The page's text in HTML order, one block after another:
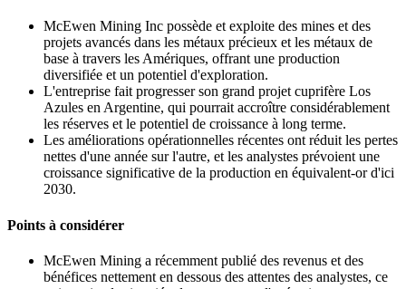
McEwen Mining Inc possède et exploite des mines et des
projets avancés dans les métaux précieux et les métaux de
base à travers les Amériques, offrant une production
diversifiée et un potentiel d'exploration.
L'entreprise fait progresser son grand projet cuprifère Los
Azules en Argentine, qui pourrait accroître considérablement
les réserves et le potentiel de croissance à long terme.
Les améliorations opérationnelles récentes ont réduit les pertes
nettes d'une année sur l'autre, et les analystes prévoient une
croissance significative de la production en équivalent-or d'ici
2030.
Points à considérer
McEwen Mining a récemment publié des revenus et des
bénéfices nettement en dessous des attentes des analystes, ce